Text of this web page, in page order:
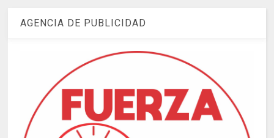
AGENCIA DE PUBLICIDAD